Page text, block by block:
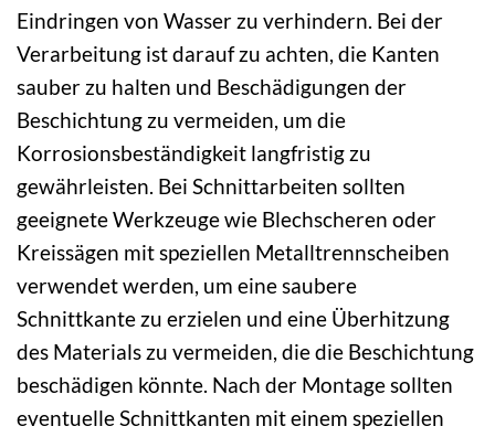
Eindringen von Wasser zu verhindern. Bei der
Verarbeitung ist darauf zu achten, die Kanten
sauber zu halten und Beschädigungen der
Beschichtung zu vermeiden, um die
Korrosionsbeständigkeit langfristig zu
gewährleisten. Bei Schnittarbeiten sollten
geeignete Werkzeuge wie Blechscheren oder
Kreissägen mit speziellen Metalltrennscheiben
verwendet werden, um eine saubere
Schnittkante zu erzielen und eine Überhitzung
des Materials zu vermeiden, die die Beschichtung
beschädigen könnte. Nach der Montage sollten
eventuelle Schnittkanten mit einem speziellen